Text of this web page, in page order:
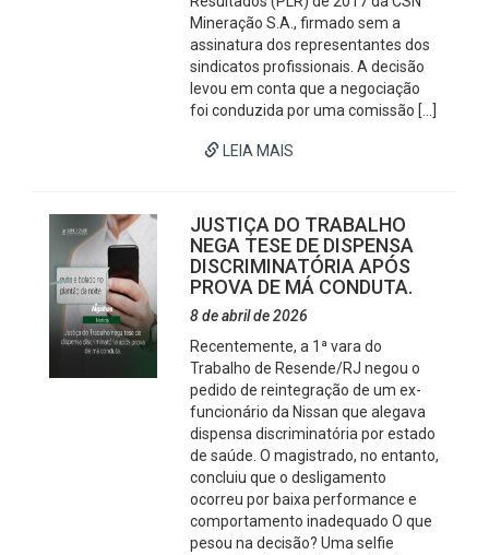
Mineração S.A., firmado sem a
assinatura dos representantes dos
sindicatos profissionais. A decisão
levou em conta que a negociação
foi conduzida por uma comissão […]
LEIA MAIS
JUSTIÇA DO TRABALHO
NEGA TESE DE DISPENSA
DISCRIMINATÓRIA APÓS
PROVA DE MÁ CONDUTA.
8 de abril de 2026
Recentemente, a 1ª vara do
Trabalho de Resende/RJ negou o
pedido de reintegração de um ex-
funcionário da Nissan que alegava
dispensa discriminatória por estado
de saúde. O magistrado, no entanto,
concluiu que o desligamento
ocorreu por baixa performance e
comportamento inadequado O que
pesou na decisão? Uma selfie